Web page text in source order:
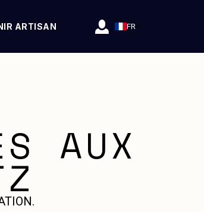
ARTISAN FR
AUX